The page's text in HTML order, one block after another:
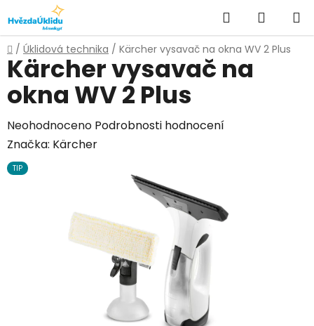
na
obsah
Hledat
KOŠÍK
Domů
/ Úklidová technika / Kärcher vysavač na okna WV 2 Plus
Kärcher vysavač na
okna WV 2 Plus
Průměrné
hodnocení
produktu
Neohodnoceno Podrobnosti hodnocení
Značka: Kärcher
TIP